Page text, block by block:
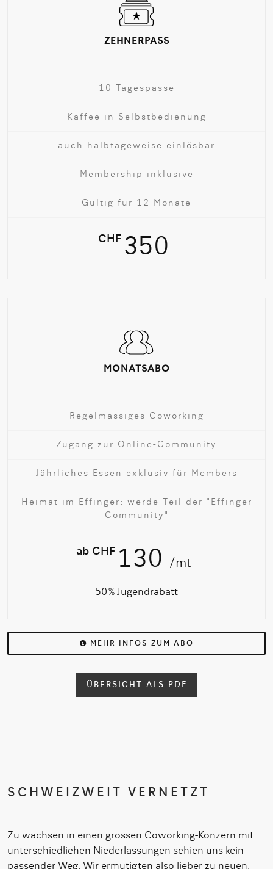
ZEHNERPASS
10 Tagespässe
Kaffee in Selbstbedienung
auch halbtageweise einlösbar
Membership inklusive
Gültig für 12 Monate
CHF 350
MONATSABO
Regelmässiges Coworking
Zugang zur Online-Community
Jährliches Essen exklusiv für Members
Heimat im Effinger: werde Teil der "Effinger
Community"
ab CHF 130 /mt
50 % Jugend­rabatt
MEHR INFOS ZUM ABO
ÜBERSICHT ALS PDF
SCHWEIZWEIT VERNETZT
Zu wachsen in einen grossen Coworking-Konzern mit
unterschiedlichen Niederlassungen schien uns kein
passender Weg. Wir ermutigten also lieber zu neuen,